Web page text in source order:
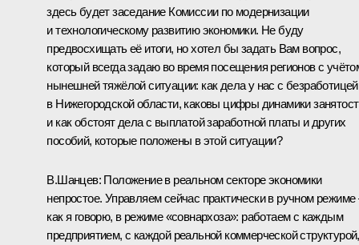
здесь будет заседание Комиссии по модернизации
и технологическому развитию экономики. Не буду
предвосхищать её итоги, но хотел бы задать Вам вопрос,
который всегда задаю во время посещения регионов с
нынешней тяжёлой ситуации: как дела у нас с безработицей
в Нижегородской области, каковы цифры динамики
и как обстоят дела с выплатой заработной платы и других
пособий, которые положены в этой ситуации?
В.Шанцев: Положение в реальном секторе экономики
непростое. Управляем сейчас практически в ручном
как я говорю, в режиме «совнархоза»: работаем с каждым
предприятием, с каждой реальной коммерческой структурой,